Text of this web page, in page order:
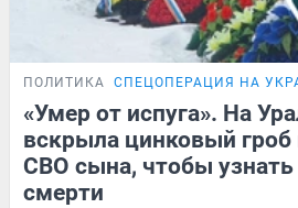
ПОЛИТИКА СПЕЦОПЕРАЦИЯ НА
«Умер от испуга». На
вскрыла цинковый гроб
СВО сына, чтобы узнать
смерти